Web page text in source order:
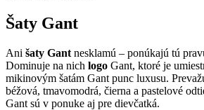
Šaty Gant
Ani šaty Gant nesklamú – ponúkajú tú
Dominuje na nich logo Gant, ktoré je
mikinovým šatám Gant punc luxusu.
béžová, tmavomodrá, čierna a pastelové
Gant sú v ponuke aj pre dievčatká.